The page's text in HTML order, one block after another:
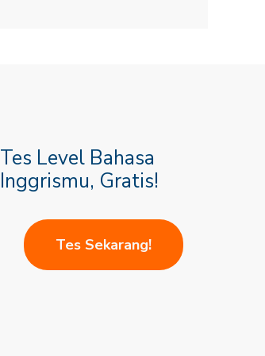
Tes Level Bahasa
Inggrismu, Gratis!
Tes Sekarang!